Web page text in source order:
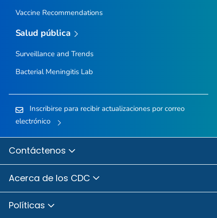
Vaccine Recommendations
Salud pública
Surveillance and Trends
Bacterial Meningitis Lab
Inscribirse para recibir actualizaciones por correo
electrónico
Contáctenos
Acerca de los CDC
Políticas